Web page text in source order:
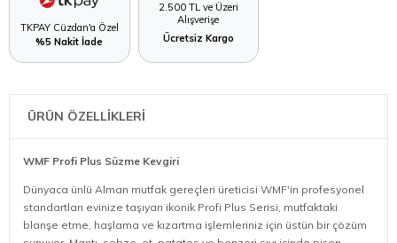
TKPAY Cüzdan'a Özel
%5 Nakit İade
2.500 TL ve Üzeri
Alışverişe
Ücretsiz Kargo
ÜRÜN ÖZELLİKLERİ
WMF Profi Plus Süzme Kevgiri
Dünyaca ünlü Alman mutfak gereçleri üreticisi WMF'in profesyonel
standartları evinize taşıyan ikonik Profi Plus Serisi, mutfaktaki
blanşe etme, haşlama ve kızartma işlemleriniz için üstün bir çözüm